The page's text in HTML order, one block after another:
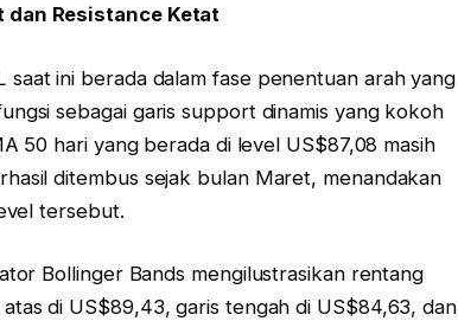
Resistance Ketat
ini berada dalam fase penentuan arah yang
sebagai garis support dinamis yang kokoh
50 hari yang berada di level US$87,08 masih
ditembus sejak bulan Maret, menandakan
tersebut.
Bollinger Bands mengilustrasikan rentang
di US$89,43, garis tengah di US$84,63, dan